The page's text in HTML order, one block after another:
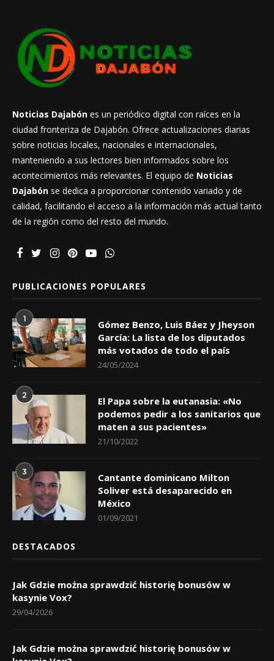
Noticias Dajabón es un periódico digital con raíces en la
ciudad fronteriza de Dajabón. Ofrece actualizaciones diarias
sobre noticias locales, nacionales e internacionales,
manteniendo a sus lectores bien informados sobre los
acontecimientos más relevantes. El equipo de Noticias
Dajabón se dedica a proporcionar contenido variado y de
calidad, facilitando el acceso a la información más actual tanto
de la región como del resto del mundo.
PUBLICACIONES POPULARES
1
Gómez Benzo, Luis Báez y Jheyson
García: La lista de los diputados
más votados de todo el país
24/05/2024
2
El Papa sobre la eutanasia: «No
podemos pedir a los sanitarios que
maten a sus pacientes»
21/10/2022
3
Cantante dominicano Milton
Soliver está desaparecido en
México
01/09/2021
DESTACADOS
Jak Gdzie można sprawdzić historię bonusów w
kasynie Vox?
29/04/2026
Jak Gdzie można sprawdzić historię bonusów w